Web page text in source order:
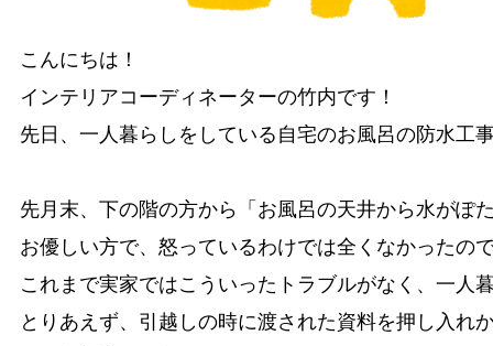
こんにちは！
インテリアコーディネーターの竹内です！
先日、一人暮らしをしている自宅のお風呂の防水工
先月末、下の階の方から「お風呂の天井から水がぽ
お優しい方で、怒っているわけでは全くなかったの
これまで実家ではこういったトラブルがなく、一人
とりあえず、引越しの時に渡された資料を押し入れ